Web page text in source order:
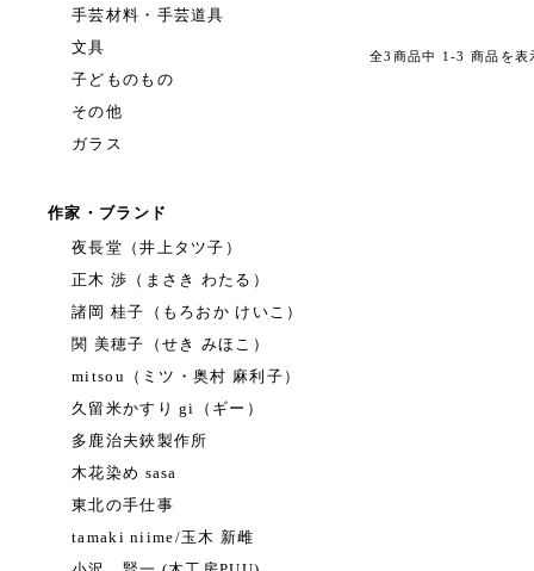
手芸材料・手芸道具
文具
子どものもの
その他
ガラス
作家・ブランド
夜長堂（井上タツ子）
正木 渉（まさき わたる）
諸岡 桂子（もろおか けいこ）
関 美穂子（せき みほこ）
mitsou（ミツ・奥村 麻利子）
久留米かすり gi（ギー）
多鹿治夫鋏製作所
木花染め sasa
東北の手仕事
tamaki niime/玉木 新雌
全3商品中 1-3 商品を表